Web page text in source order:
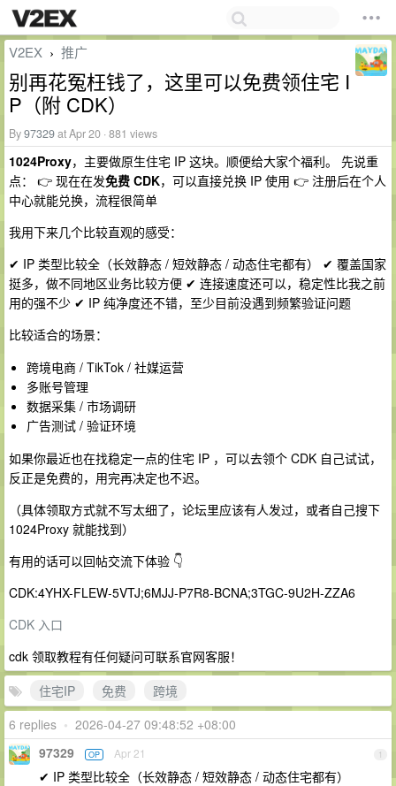
V2EX › 推广
别再花冤枉钱了，这里可以免费领住宅 I
P（附 CDK）
By97329at Apr 20 · 881 views
1024Proxy，主要做原生住宅 IP 这块。顺便给大家个福利。 先说重
点： 👉 现在在发免费 CDK，可以直接兑换 IP 使用 👉 注册后在个人
中心就能兑换，流程很简单
我用下来几个比较直观的感受：
✔ IP 类型比较全（长效静态 / 短效静态 / 动态住宅都有） ✔ 覆盖国家
挺多，做不同地区业务比较方便 ✔ 连接速度还可以，稳定性比我之前
用的强不少 ✔ IP 纯净度还不错，至少目前没遇到频繁验证问题
比较适合的场景：
跨境电商 / TikTok / 社媒运营
多账号管理
数据采集 / 市场调研
广告测试 / 验证环境
如果你最近也在找稳定一点的住宅 IP ，可以去领个 CDK 自己试试，
反正是免费的，用完再决定也不迟。
（具体领取方式就不写太细了，论坛里应该有人发过，或者自己搜下
1024Proxy 就能找到）
有用的话可以回帖交流下体验 👇
CDK:4YHX-FLEW-5VTJ;6MJJ-P7R8-BCNA;3TGC-9U2H-ZZA6
CDK 入口
cdk 领取教程有任何疑问可联系官网客服！
住宅IP
免费
跨境
6 replies • 2026-04-27 09:48:52 +08:00
1
97329 OP Apr 21
✔ IP 类型比较全（长效静态 / 短效静态 / 动态住宅都有）